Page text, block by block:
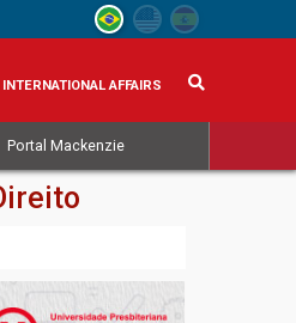
INTERNATIONAL AFFAIRS
Portal Mackenzie